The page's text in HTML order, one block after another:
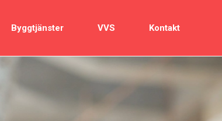
Byggtjänster VVS Kontakt